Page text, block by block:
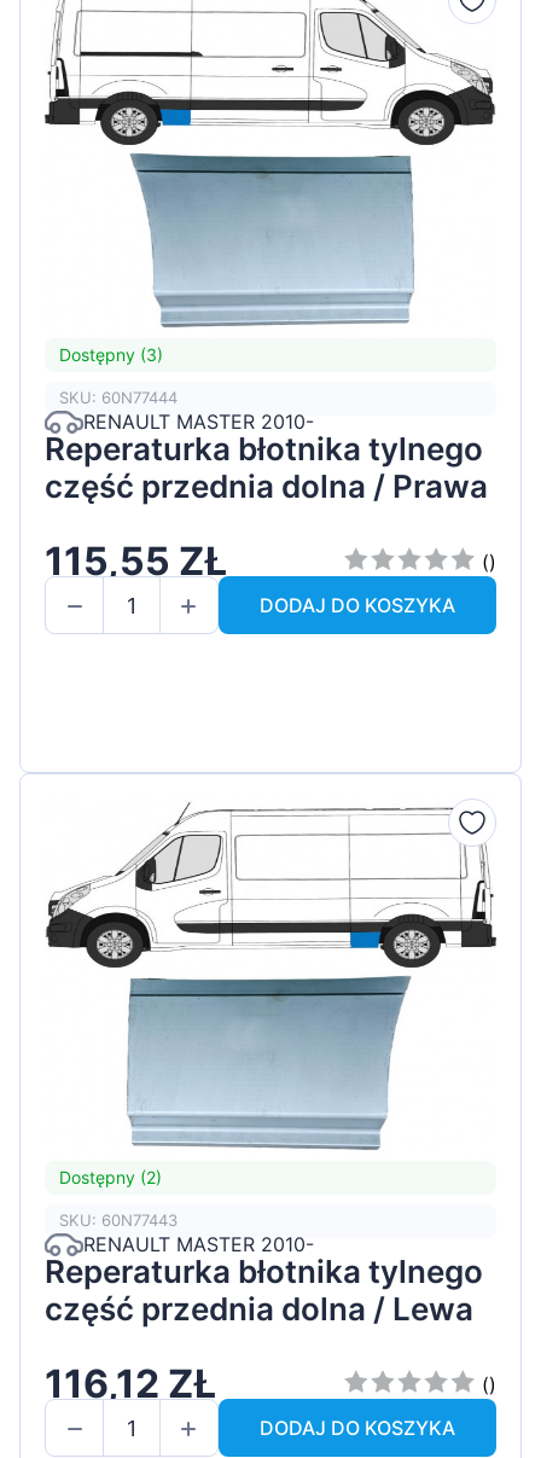
Dostępny (3)
SKU: 60N77444
RENAULT MASTER 2010-
Reperaturka błotnika tylnego
część przednia dolna / Prawa
115,55 ZŁ
()
DODAJ DO KOSZYKA
Dostępny (2)
SKU: 60N77443
RENAULT MASTER 2010-
Reperaturka błotnika tylnego
część przednia dolna / Lewa
116,12 ZŁ
()
DODAJ DO KOSZYKA